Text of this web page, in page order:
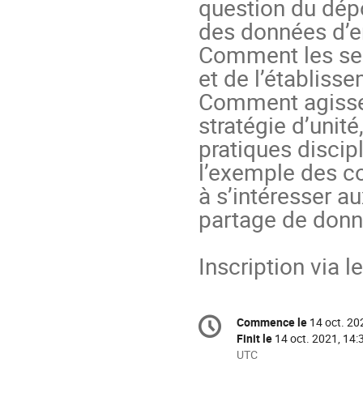
question du
des données
Comment les
et de
Comment
stratégie
pratiques
l’exemple des
à s’intéresser
partage de
Inscription via
Information
de
Date/Heure
Commence le 14 oct.
Finit le 14 oct. 2021,
Toutes
UTC